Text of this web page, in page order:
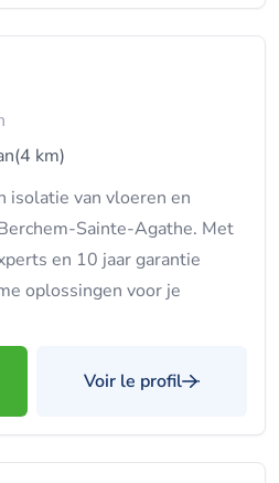
(4 km)
isolatie van vloeren en
Sainte-Agathe. Met
en 10 jaar garantie
oplossingen voor je
Voir le profil